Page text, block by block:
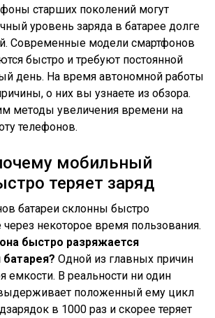
старших поколений могут
уровень заряда в батарее долге
Современные модели смартфонов
быстро и требуют постоянной
день. На время автономной работы
о них вы узнаете из обзора.
методы увеличения времени на
телефонов.
мобильный
теряет заряд
батареи склонны быстро
некоторое время пользования.
быстро разряжается
батарея? Одной из главных причин
емкости. В реальности ни один
положенный ему цикл
в 1000 раз и скорее теряет